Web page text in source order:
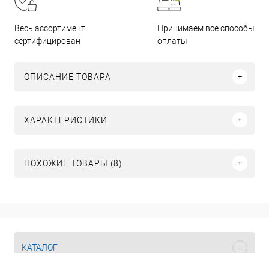
Весь ассортимент
сертифицирован
Принимаем все способы
оплаты
ОПИСАНИЕ ТОВАРА
ХАРАКТЕРИСТИКИ
ПОХОЖИЕ ТОВАРЫ (8)
КАТАЛОГ